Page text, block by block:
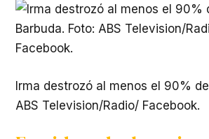
Irma destrozó al menos el 90%
ABS Television/Radio/ Facebook.